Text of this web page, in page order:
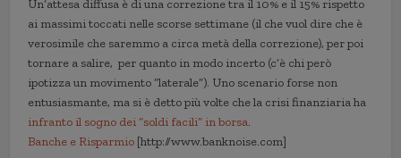
Un’attesa diffusa è di una correzione tra il 10% e il 15% rispetto
ai massimi toccati nelle scorse settimane (il che vuol dire che è
verosimile che saremmo a circa metà della correzione), per poi
tornare a salire, per quanto in modo incerto (c’è chi però
ipotizza un movimento “laterale”). Uno scenario forse non
entusiasmante, ma si è detto più volte che la crisi finanziaria ha
infranto il sogno dei “soldi facili” in borsa.
Banche e Risparmio [http://www.banknoise.com]